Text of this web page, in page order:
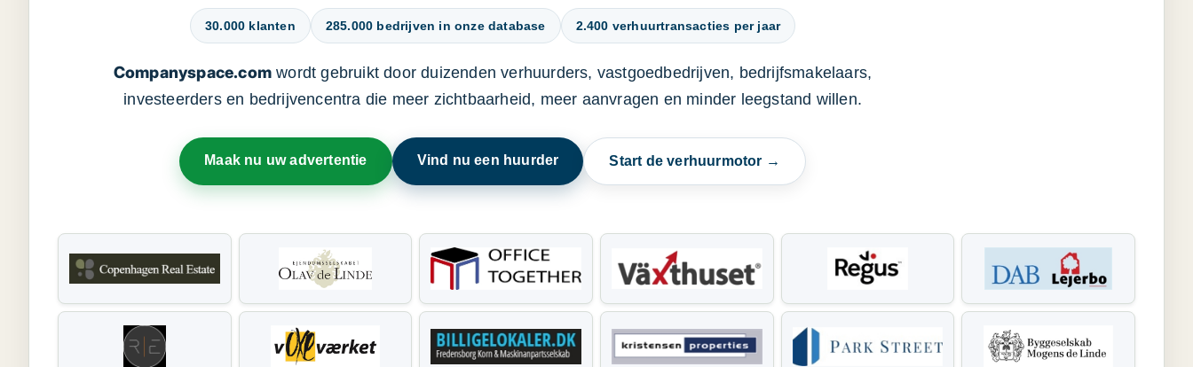
30.000 klanten 285.000 bedrijven in onze database 2.400 verhuurtransacties per jaar
Companyspace.com wordt gebruikt door duizenden verhuurders, vastgoedbedrijven, bedrijfsmakelaars,
investeerders en bedrijvencentra die meer zichtbaarheid, meer aanvragen en minder leegstand willen.
Maak nu uw advertentie Vind nu een huurder Start de verhuurmotor →